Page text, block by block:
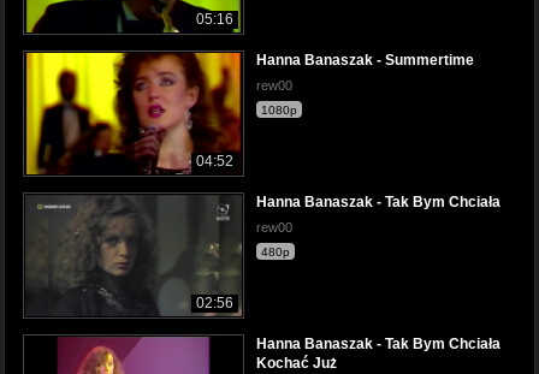
05:16
04:52
Hanna Banaszak - Summertime
rew00
1080p
02:56
Hanna Banaszak - Tak Bym Chciała
rew00
480p
Hanna Banaszak - Tak Bym Chciała
Kochać Już